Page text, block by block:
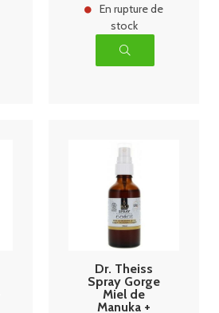
En rupture de
stock
Dr. Theiss
Spray Gorge
Miel de
Manuka +